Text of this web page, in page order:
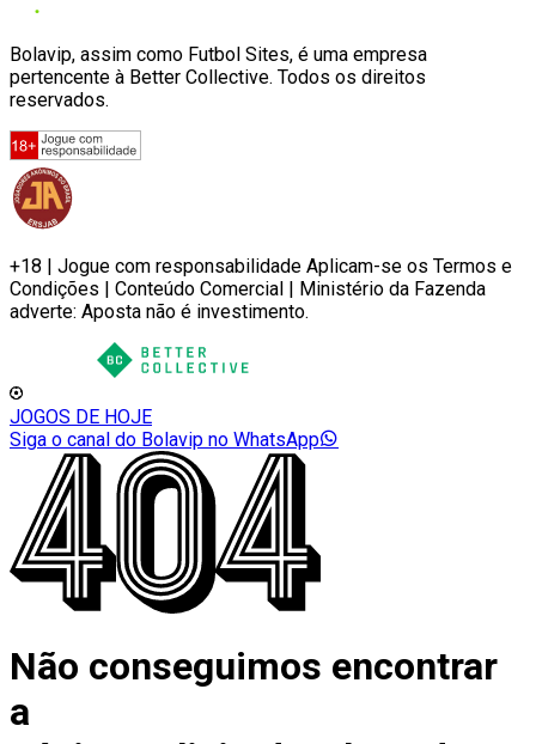
Bolavip, assim como Futbol Sites, é uma empresa
pertencente à Better Collective. Todos os direitos
reservados.
+18 | Jogue com responsabilidade Aplicam-se os Termos e
Condições | Conteúdo Comercial | Ministério da Fazenda
adverte: Aposta não é investimento.
JOGOS DE HOJE
Siga o canal do Bolavip no WhatsApp
Não conseguimos encontrar
a